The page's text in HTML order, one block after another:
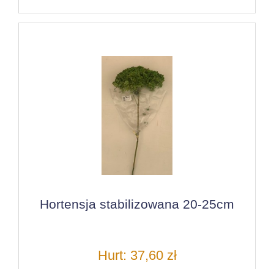
Hortensja stabilizowana 20-25cm
Hurt: 37,60 zł